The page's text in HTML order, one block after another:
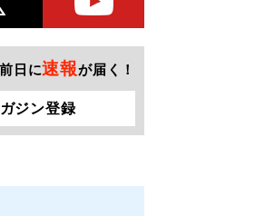
日に速報が届く！
ジン登録